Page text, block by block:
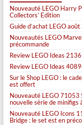
Nouveauté LEGO Harry
Collectors’ Edition
Guide d’achat LEGO
Nouveautés LEGO
précommande
Review LEGO Ideas
Review LEGO Ideas
Sur le Shop LEGO : le
est offert
Nouveauté LEGO 71053
nouvelle série de minifigs
Nouveauté LEGO Icons
Bridge : le set est en